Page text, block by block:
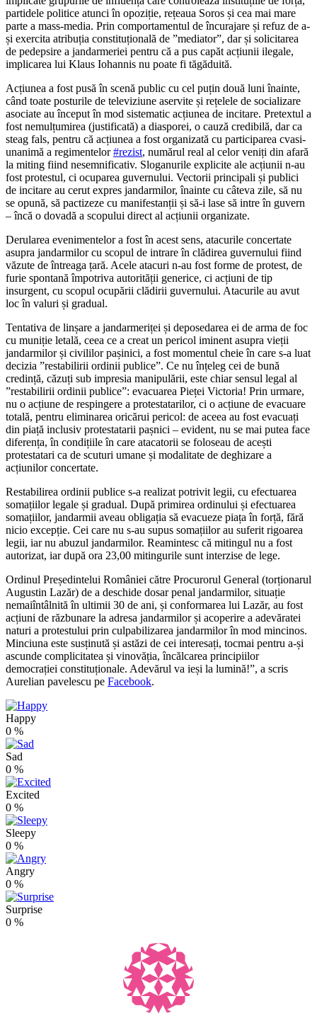
partidele politice atunci în opoziție, rețeaua Soros și cea mai mare
parte a mass-media. Prin comportamentul de încurajare și refuz de a-
și exercita atribuția constituțională de ”mediator”, dar și solicitarea
de pedepsire a jandarmeriei pentru că a pus capăt acțiunii ilegale,
implicarea lui Klaus Iohannis nu poate fi tăgăduită.
Acțiunea a fost pusă în scenă public cu cel puțin două luni înainte,
când toate posturile de televiziune aservite și rețelele de socializare
asociate au început în mod sistematic acțiunea de incitare. Pretextul a
fost nemulțumirea (justificată) a diasporei, o cauză credibilă, dar ca
steag fals, pentru că acțiunea a fost organizată cu participarea cvasi-
unanimă a regimentelor#rezist, numărul real al celor veniți din afară
la miting fiind nesemnificativ. Sloganurile explicite ale acțiunii n-au
fost protestul, ci ocuparea guvernului. Vectorii principali și publici
de incitare au cerut expres jandarmilor, înainte cu câteva zile, să nu
se opună, să pactizeze cu manifestanții și să-i lase să intre în guvern
– încă o dovadă a scopului direct al acțiunii organizate.
Derularea evenimentelor a fost în acest sens, atacurile concertate
asupra jandarmilor cu scopul de intrare în clădirea guvernului fiind
văzute de întreaga țară. Acele atacuri n-au fost forme de protest, de
furie spontană împotriva autorității generice, ci acțiuni de tip
insurgent, cu scopul ocupării clădirii guvernului. Atacurile au avut
loc în valuri și gradual.
Tentativa de linșare a jandarmeriței și deposedarea ei de arma de foc
cu muniție letală, ceea ce a creat un pericol iminent asupra vieții
jandarmilor și civililor pașinici, a fost momentul cheie în care s-a luat
decizia ”restabilirii ordinii publice”. Ce nu înțeleg cei de bună
credință, căzuți sub impresia manipulării, este chiar sensul legal al
”restabilirii ordinii publice”: evacuarea Pieței Victoria! Prin urmare,
nu o acțiune de respingere a protestatarilor, ci o acțiune de evacuare
totală, pentru eliminarea oricărui pericol: de aceea au fost evacuați
din piață inclusiv protestatarii pașnici – evident, nu se mai putea face
diferența, în condițiile în care atacatorii se foloseau de acești
protestatari ca de scuturi umane și modalitate de deghizare a
acțiunilor concertate.
Restabilirea ordinii publice s-a realizat potrivit legii, cu efectuarea
somațiilor legale și gradual. După primirea ordinului și efectuarea
somațiilor, jandarmii aveau obligația să evacueze piața în forță, fără
nicio excepție. Cei care nu s-au supus somațiilor au suferit rigoarea
legii, iar nu abuzul jandarmilor. Reamintesc că mitingul nu a fost
autorizat, iar după ora 23,00 mitingurile sunt interzise de lege.
Ordinul Președintelui României către Procurorul General (torționarul
Augustin Lazăr) de a deschide dosar penal jandarmilor, situație
nemaiîntâlnită în ultimii 30 de ani, și conformarea lui Lazăr, au fost
acțiuni de răzbunare la adresa jandarmilor și acoperire a adevăratei
naturi a protestului prin culpabilizarea jandarmilor în mod mincinos.
Minciuna este susținută și astăzi de cei interesați, tocmai pentru a-și
ascunde complicitatea și vinovăția, încălcarea principiilor
democrației constituționale. Adevărul va ieși la lumină!”, a scris
Aurelian pavelescu pe Facebook.
Happy
0 %
Sad
0 %
Excited
0 %
Sleepy
0 %
Angry
0 %
Surprise
0 %